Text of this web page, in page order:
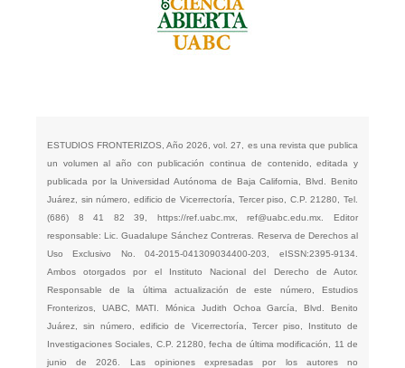
ESTUDIOS FRONTERIZOS, Año 2026, vol. 27, es una revista que publica
un volumen al año con publicación continua de contenido, editada y
publicada por la Universidad Autónoma de Baja California, Blvd. Benito
Juárez, sin número, edificio de Vicerrectoría, Tercer piso, C.P. 21280, Tel.
(686) 8 41 82 39, https://ref.uabc.mx,ref@uabc.edu.mx . Editor
responsable: Lic. Guadalupe Sánchez Contreras. Reserva de Derechos al
Uso Exclusivo No. 04-2015-041309034400-203, eISSN:2395-9134.
Ambos otorgados por el Instituto Nacional del Derecho de Autor.
Responsable de la última actualización de este número, Estudios
Fronterizos, UABC, MATI. Mónica Judith Ochoa García, Blvd. Benito
Juárez, sin número, edificio de Vicerrectoría, Tercer piso, Instituto de
Investigaciones Sociales, C.P. 21280, fecha de última modificación, 11 de
junio de 2026. Las opiniones expresadas por los autores no